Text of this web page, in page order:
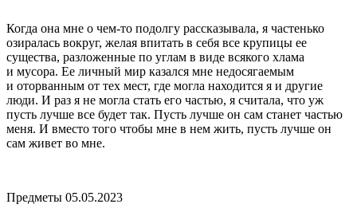
Когда она мне о чем-то подолгу рассказывала, я частенько
озиралась вокруг, желая впитать в себя все крупицы ее
существа, разложенные по углам в виде всякого хлама
и мусора. Ее личный мир казался мне недосягаемым
и оторванным от тех мест, где могла находится я и другие
люди. И раз я не могла стать его частью, я считала, что уж
пусть лучше все будет так. Пусть лучше он сам станет частью
меня. И вместо того чтобы мне в нем жить, пусть лучше он
сам живет во мне.
Предметы 05.05.2023